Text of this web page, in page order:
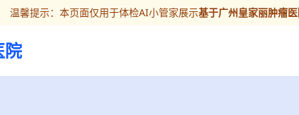
温馨提示：本页面仅用于体检AI小管家展示基于广州皇家丽肿瘤
院